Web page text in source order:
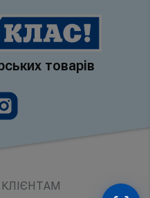
товарів
КЛІЄНТАМ